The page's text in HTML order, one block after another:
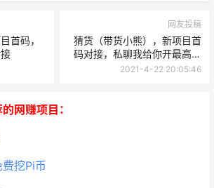
首码，
网友投稿
猜货（带货小熊），新项目首
码对接，私聊我给你开最高级
联创
2021-4-22 20:05:46
网赚项目：
挖Pi币